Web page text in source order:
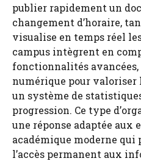
publier rapidement un
changement d’horaire,
visualise en temps réel
campus intègrent en
fonctionnalités
numérique pour valoriser
un système de
progression. Ce type
une réponse adaptée aux
académique moderne
l’accès permanent aux